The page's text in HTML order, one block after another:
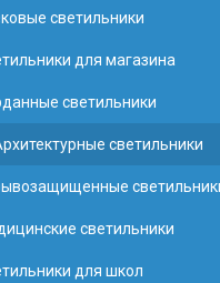
светильники
для магазина
светильники
светильники
светильники
для школ